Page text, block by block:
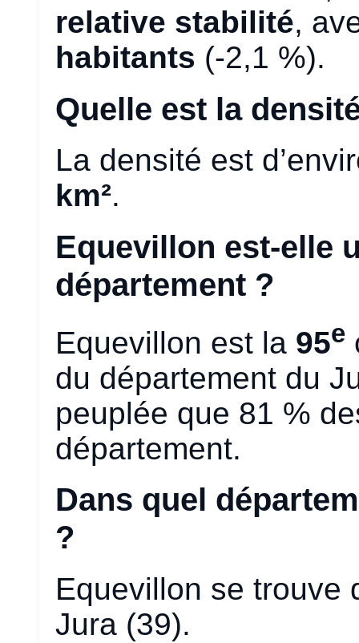
relative stabilité,
habitants (-2,1 %).
Quelle est la
La densité est
km².
Equevillon est-elle
département ?
Equevillon est la 95e
du département du
peuplée que 81 %
département.
Dans quel
?
Equevillon se trouve
Jura (39).